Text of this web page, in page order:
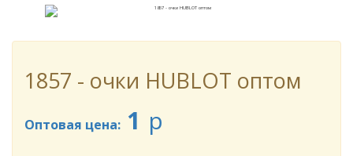
1857 - очки HUBLOT оптом
Оптовая цена: 1 p